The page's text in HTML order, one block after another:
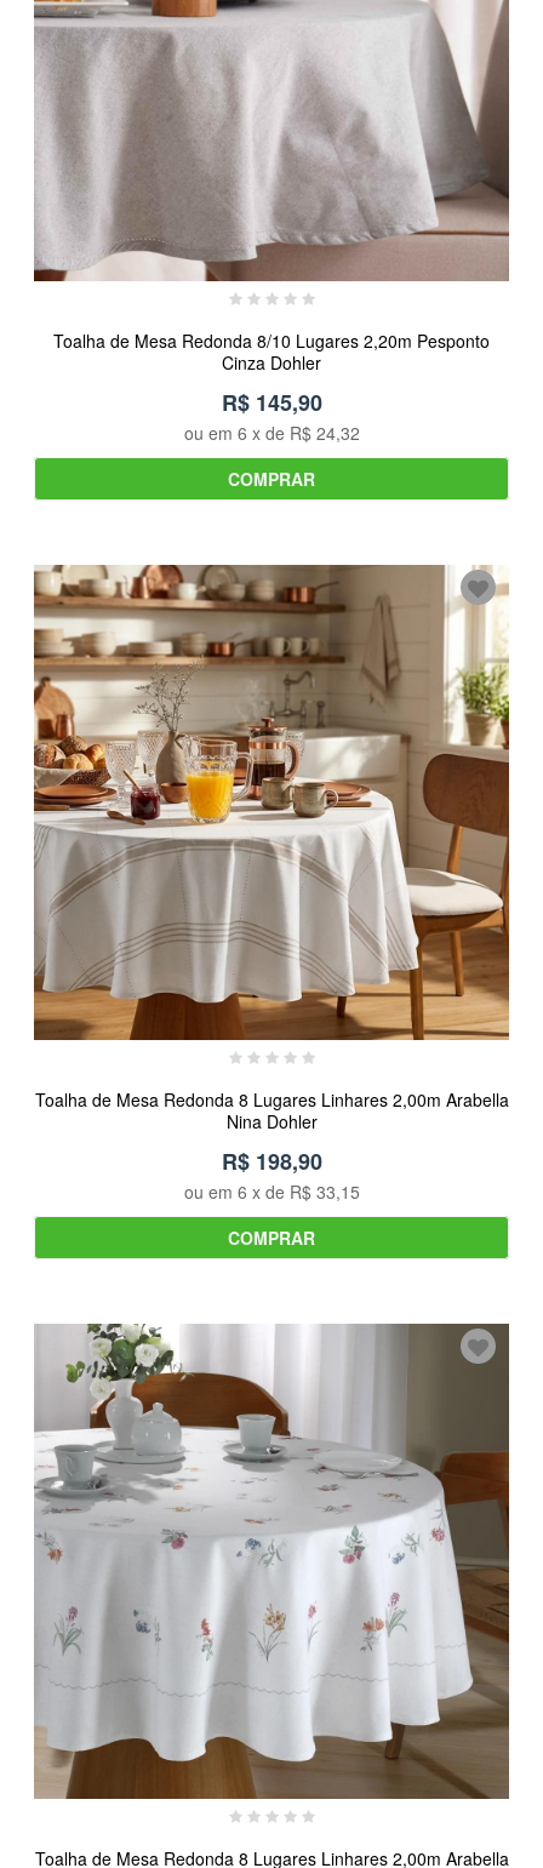
Toalha de Mesa Redonda 8/10 Lugares 2,20m Pesponto
Cinza Dohler
R$ 145,90
ou em 6 x de R$ 24,32
COMPRAR
Toalha de Mesa Redonda 8 Lugares Linhares 2,00m Arabella
Nina Dohler
R$ 198,90
ou em 6 x de R$ 33,15
COMPRAR
Toalha de Mesa Redonda 8 Lugares Linhares 2,00m Arabella